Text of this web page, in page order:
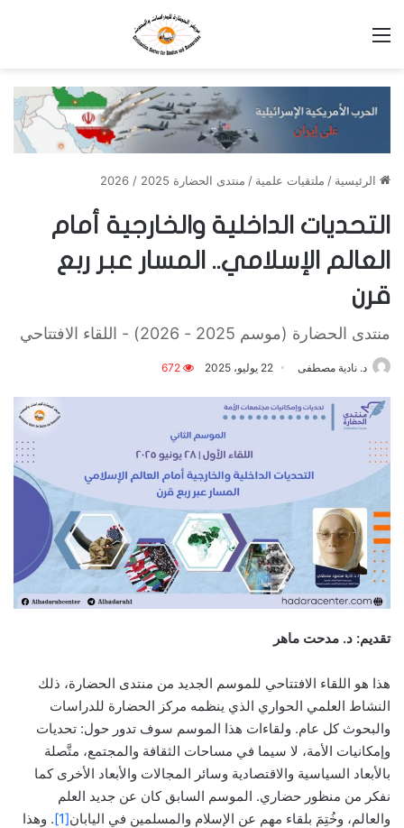
الرئيسية / ملتقيات علمية / منتدى الحضارة 2025 / 2026
التحديات الداخلية والخارجية أمام
العالم الإسلامي.. المسار عبر ربع
قرن
منتدى الحضارة (موسم 2025 - 2026) - اللقاء الافتتاحي
د. نادية مصطفى 22 يوليو، 2025 672
تقديم: د. مدحت ماهر
هذا هو اللقاء الافتتاحي للموسم الجديد من منتدى الحضارة، ذلك
النشاط العلمي الحواري الذي ينظمه مركز الحضارة للدراسات
والبحوث كل عام. ولقاءات هذا الموسم سوف تدور حول: تحديات
وإمكانيات الأمة، لا سيما في مساحات الثقافة والمجتمع، متَّصلة
بالأبعاد السياسية والاقتصادية وسائر المجالات والأبعاد الأخرى كما
نفكر من منظور حضاري. الموسم السابق كان عن جديد العلم
والعالم، وخُتِمَ بلقاء مهم عن الإسلام والمسلمين في اليابان[1]
. وهذا